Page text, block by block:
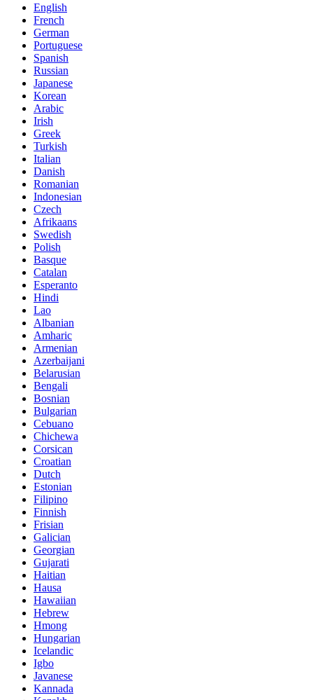
English
French
German
Portuguese
Spanish
Russian
Japanese
Korean
Arabic
Irish
Greek
Turkish
Italian
Danish
Romanian
Indonesian
Czech
Afrikaans
Swedish
Polish
Basque
Catalan
Esperanto
Hindi
Lao
Albanian
Amharic
Armenian
Azerbaijani
Belarusian
Bengali
Bosnian
Bulgarian
Cebuano
Chichewa
Corsican
Croatian
Dutch
Estonian
Filipino
Finnish
Frisian
Galician
Georgian
Gujarati
Haitian
Hausa
Hawaiian
Hebrew
Hmong
Hungarian
Icelandic
Igbo
Javanese
Kannada